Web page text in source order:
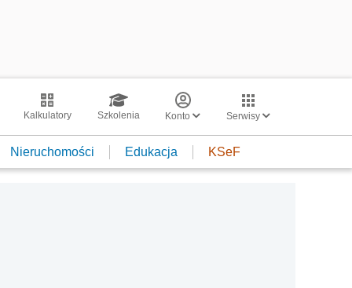
Kalkulatory Szkolenia Konto Serwisy
Nieruchomości Edukacja KSeF